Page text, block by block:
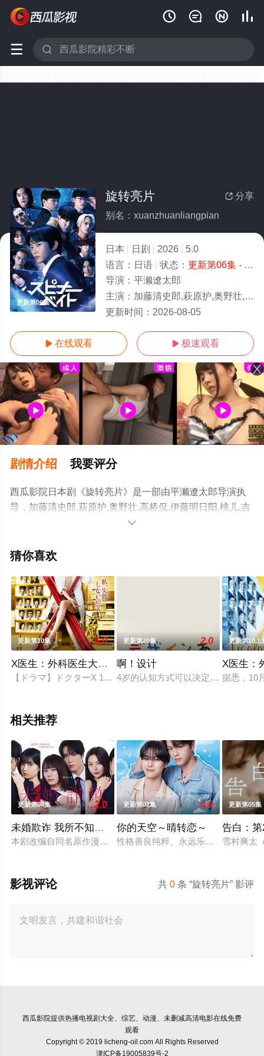
   
 
更新第06集
 分享
旋转亮片
别名：xuanzhuanliangpian
日本 日剧 2026
5.0
语言： 日语 状态： 更新第06集- 免费在线观看
导演： 平濑遼太郎
主演： 加藤清史郎,萩原护,奥野壮,高桥侃,伊藤明日阳,桃儿,吉泽要人,骏河太郎,南琴
更新时间： 2026-08-05
 在线观看  极速观看
剧情介绍 我要评分
西瓜影院日本剧《旋转亮片》是一部由平濑遼太郎导演执
导，加藤清史郎,萩原护,奥野壮,高桥侃,伊藤明日阳,桃儿,吉
泽要人,骏河太郎,南琴奈,吉田晴登,仲野温,吉村界人等演员
电视剧全集就上西瓜影视，热播电视剧提前免费观看，更
了解。

猜你喜欢
更新第10集 6.0
X医生：外科医生大门未知子 第6季
【ドラマ】ドクターX 10月続編へ！
更新第20集 2.0
啊！设计
4岁的认知方式可以决定人一生的品
更新第10上
X医生：
据悉，10
相关推荐
更新第04集 2.0
未婚欺诈 我所不知他的真面目
本剧改编自同名原作漫画，故事的核心是结婚第七年的全职主
更新第02集 4.0
你的天空～晴转恋～
性格善良纯粹、永远乐观开朗的阳光
更新第05集
告白：
雪村爽太
共0 条 “旋转亮片” 影评
影视评论
西瓜影院提供热播电视剧大全、综艺、动漫、未删减高清电影在线免费
观看
Copyright © 2019 licheng-oil.com All Rights Reserved
津ICP备19005839号-2